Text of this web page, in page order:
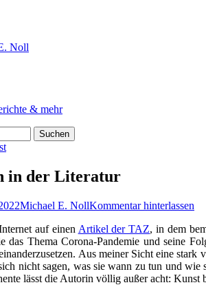
Michael E. Noll
Noll
& mehr
in der Literatur
Autor
Michael E. NollKommentar hinterlassen
auf einen Artikel der TAZ, in dem
das Thema Corona-Pandemie und seine
Aus meiner Sicht eine
nicht sagen, was sie wann zu tun und
lässt die Autorin völlig außer acht: Kunst